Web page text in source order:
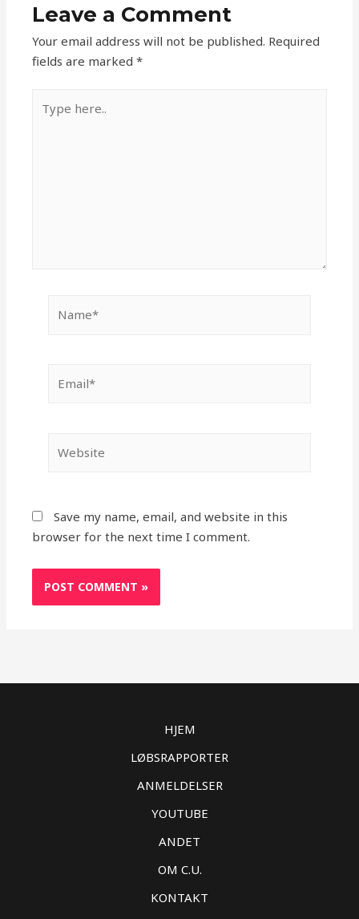
Leave a Comment
Your email address will not be published. Required
fields are marked*
here..
Save my name, email, and website in this
browser for the next time I comment.
HJEM
LØBSRAPPORTER
ANMELDELSER
YOUTUBE
ANDET
OM C.U.
KONTAKT